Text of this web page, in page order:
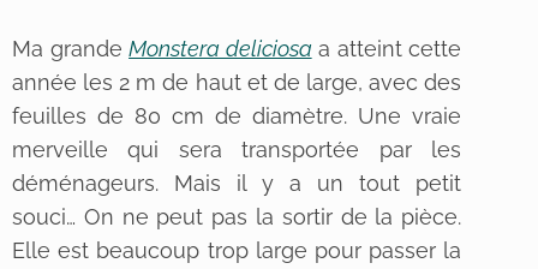
Ma grandeMonstera deliciosaa atteint cette
année les 2 m de haut et de large, avec des
feuilles de 80 cm de diamètre. Une vraie
merveille qui sera transportée par les
déménageurs. Mais il y a un tout petit
souci… On ne peut pas la sortir de la pièce.
Elle est beaucoup trop large pour passer la